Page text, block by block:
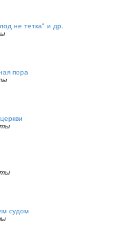
не тетка" и др.
пора
судом